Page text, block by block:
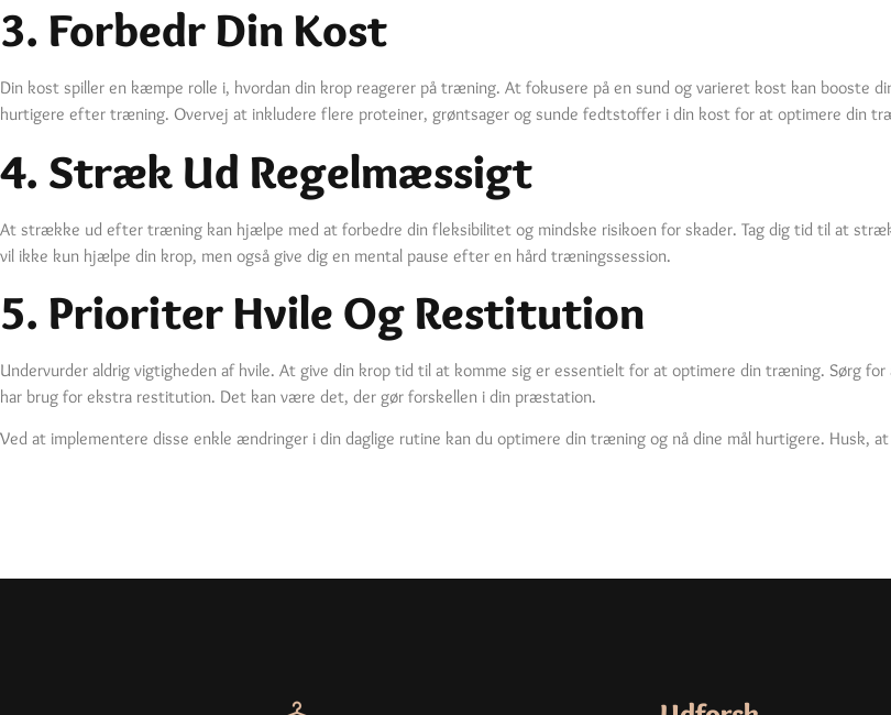
3. Forbedr Din Kost
Din kost spiller en kæmpe rolle i, hvordan din krop reagerer på træning. At fokusere på en sund og varieret kost kan booste
hurtigere efter træning. Overvej at inkludere flere proteiner, grøntsager og sunde fedtstoffer i din kost for at optimere din
4. Stræk Ud Regelmæssigt
At strække ud efter træning kan hjælpe med at forbedre din fleksibilitet og mindske risikoen for skader. Tag dig tid til at
vil ikke kun hjælpe din krop, men også give dig en mental pause efter en hård træningssession.
5. Prioriter Hvile Og Restitution
Undervurder aldrig vigtigheden af hvile. At give din krop tid til at komme sig er essentielt for at optimere din træning. Sørg
har brug for ekstra restitution. Det kan være det, der gør forskellen i din præstation.
Ved at implementere disse enkle ændringer i din daglige rutine kan du optimere din træning og nå dine mål hurtigere. Husk,